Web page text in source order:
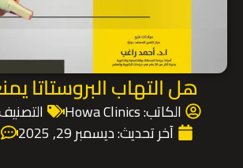
هل التهاب البروستاتا
الكاتب:
آخر تحديث:ديسمبر 29, 2025